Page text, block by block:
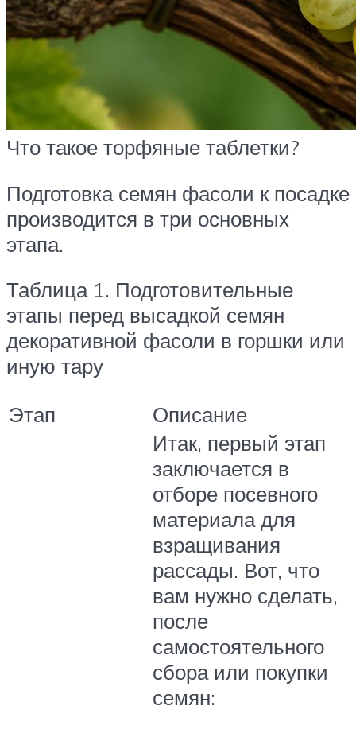
Что такое торфяные таблетки?
Подготовка семян фасоли к посадке
производится в три основных
этапа.
Таблица 1. Подготовительные
этапы перед высадкой семян
декоративной фасоли в горшки или
иную тару
Этап
Описание
Итак, первый этап
заключается в
отборе посевного
материала для
взращивания
рассады. Вот, что
вам нужно сделать,
после
самостоятельного
сбора или покупки
семян: